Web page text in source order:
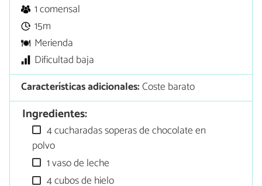
1 comensal
15m
Merienda
Dificultad baja
Características adicionales:Coste barato
Ingredientes:
4 cucharadas soperas de chocolate en
polvo
1 vaso de leche
4 cubos de hielo